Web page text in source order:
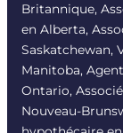
Britannique,
en Alberta,
Saskatchewan,
Manitoba,
Ontario,
Nouveau-